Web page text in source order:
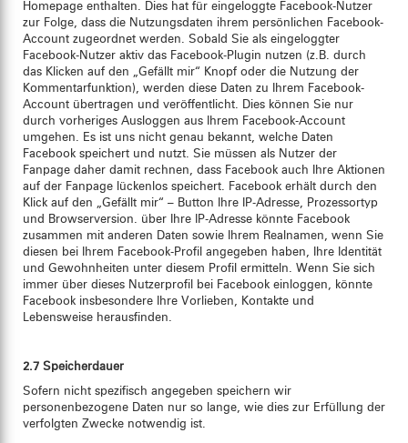
Homepage enthalten. Dies hat für eingeloggte Facebook-Nutzer
zur Folge, dass die Nutzungsdaten ihrem persönlichen Facebook-
Account zugeordnet werden. Sobald Sie als eingeloggter
Facebook-Nutzer aktiv das Facebook-Plugin nutzen (z.B. durch
das Klicken auf den „Gefällt mir“ Knopf oder die Nutzung der
Kommentarfunktion), werden diese Daten zu Ihrem Facebook-
Account übertragen und veröffentlicht. Dies können Sie nur
durch vorheriges Ausloggen aus Ihrem Facebook-Account
umgehen. Es ist uns nicht genau bekannt, welche Daten
Facebook speichert und nutzt. Sie müssen als Nutzer der
Fanpage daher damit rechnen, dass Facebook auch Ihre Aktionen
auf der Fanpage lückenlos speichert. Facebook erhält durch den
Klick auf den „Gefällt mir“ – Button Ihre IP-Adresse, Prozessortyp
und Browserversion. über Ihre IP-Adresse könnte Facebook
zusammen mit anderen Daten sowie Ihrem Realnamen, wenn Sie
diesen bei Ihrem Facebook-Profil angegeben haben, Ihre Identität
und Gewohnheiten unter diesem Profil ermitteln. Wenn Sie sich
immer über dieses Nutzerprofil bei Facebook einloggen, könnte
Facebook insbesondere Ihre Vorlieben, Kontakte und
Lebensweise herausfinden.
2.7 Speicherdauer
Sofern nicht spezifisch angegeben speichern wir
personenbezogene Daten nur so lange, wie dies zur Erfüllung der
verfolgten Zwecke notwendig ist.